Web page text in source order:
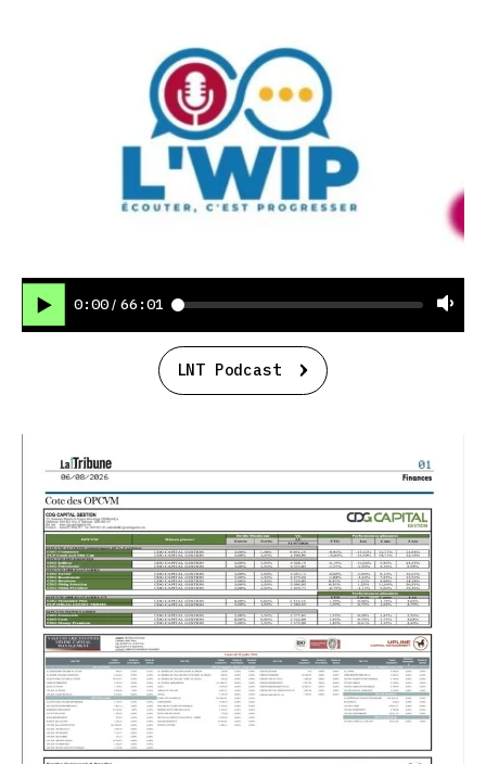
0:00 / 66:01
LNT Podcast